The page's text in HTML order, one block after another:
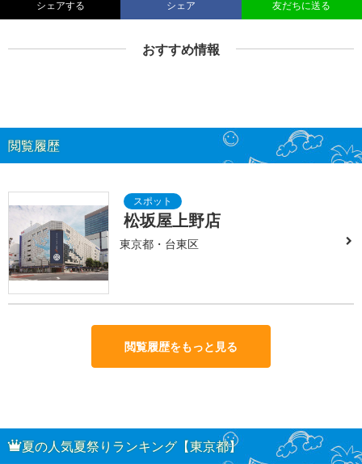
シェアする シェア 友だちに送る
おすすめ情報
閲覧履歴
松坂屋上野店
東京都・台東区
閲覧履歴をもっと見る
夏の人気夏祭りランキング【東京都】